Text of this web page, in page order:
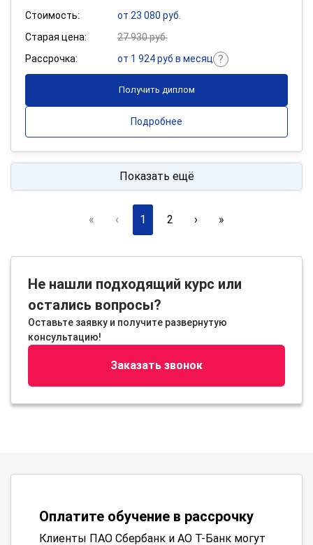
Стоимость:
от 23 080 руб.
Старая цена:
27 930 руб.
Рассрочка:
от 1 924 руб в месяц
Получить диплом
Подробнее
Показать ещё
« ‹ 1 2 › »
Не нашли подходящий курс или
остались вопросы?
Оставьте заявку и получите развернутую
консультацию!
Заказать звонок
Оплатите обучение в рассрочку
Клиенты ПАО Сбербанк и АО Т-Банк могут